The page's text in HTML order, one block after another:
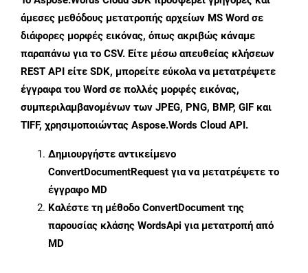
άμεσες μεθόδους μετατροπής αρχείων MS Word σε
διάφορες μορφές εικόνας, όπως ακριβώς κάναμε
παραπάνω για το CSV. Είτε μέσω απευθείας κλήσεων
REST API είτε SDK, μπορείτε εύκολα να μετατρέψετε
έγγραφα του Word σε πολλές μορφές εικόνας,
συμπεριλαμβανομένων των JPEG, PNG, BMP, GIF και
TIFF, χρησιμοποιώντας Aspose.Words Cloud API.
Δημιουργήστε αντικείμενο
ConvertDocumentRequest για να μετατρέψετε το
έγγραφο MD
Καλέστε τη μέθοδο ConvertDocument της
παρουσίας κλάσης WordsApi για μετατροπή από
MD